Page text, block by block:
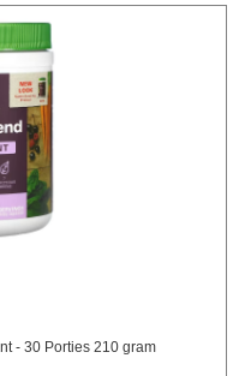
- 30 Porties 210 gram